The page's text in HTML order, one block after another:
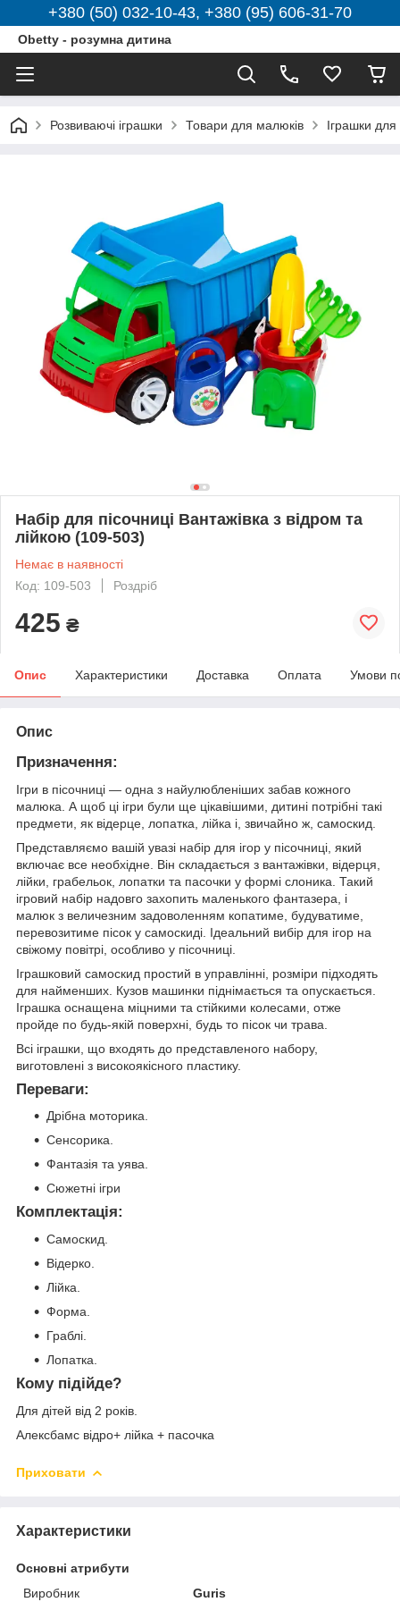
+380 (50) 032-10-43, +380 (95) 606-31-70
Obetty - розумна дитина
Розвиваючі іграшки Товари для малюків Іграшки для
Набір для пісочниці Вантажівка з відром та
лійкою (109-503)
Немає в наявності
Код: 109-503
Роздріб
425 ₴
Опис Характеристики Доставка Оплата Умови
Опис
Призначення:
Ігри в пісочниці — одна з найулюбленіших забав кожного
малюка. А щоб ці ігри були ще цікавішими, дитині потрібні такі
предмети, як відерце, лопатка, лійка і, звичайно ж, самоскид.
Представляємо вашій увазі набір для ігор у пісочниці, який
включає все необхідне. Він складається з вантажівки, відерця,
лійки, грабельок, лопатки та пасочки у формі слоника. Такий
ігровий набір надовго захопить маленького фантазера, і
малюк з величезним задоволенням копатиме, будуватиме,
перевозитиме пісок у самоскиді. Ідеальний вибір для ігор на
свіжому повітрі, особливо у пісочниці.
Іграшковий самоскид простий в управлінні, розміри підходять
для найменших. Кузов машинки піднімається та опускається.
Іграшка оснащена міцними та стійкими колесами, отже
пройде по будь-якій поверхні, будь то пісок чи трава.
Всі іграшки, що входять до представленого набору,
виготовлені з високоякісного пластику.
Переваги:
Дрібна моторика.
Сенсорика.
Фантазія та уява.
Сюжетні ігри
Комплектація:
Самоскид.
Відерко.
Лійка.
Форма.
Граблі.
Лопатка.
Кому підійде?
Для дітей від 2 років.
Алексбамс відро+ лійка + пасочка
Приховати
Характеристики
Основні атрибути
Виробник
Guris